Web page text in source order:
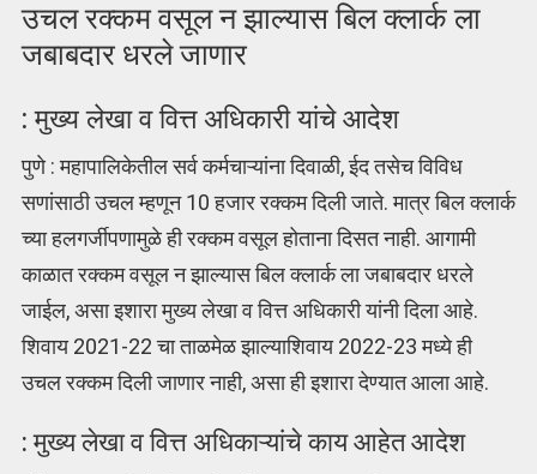
उचल रक्कम वसूल न झाल्यास बिल क्लार्क ला
जबाबदार धरले जाणार
: मुख्य लेखा व वित्त अधिकारी यांचे आदेश
पुणे : महापालिकेतील सर्व कर्मचाऱ्यांना दिवाळी, ईद तसेच विविध
सणांसाठी उचल म्हणून 10 हजार रक्कम दिली जाते. मात्र बिल क्लार्क
च्या हलगर्जीपणामुळे ही रक्कम वसूल होताना दिसत नाही. आगामी
काळात रक्कम वसूल न झाल्यास बिल क्लार्क ला जबाबदार धरले
जाईल, असा इशारा मुख्य लेखा व वित्त अधिकारी यांनी दिला आहे.
शिवाय 2021-22 चा ताळमेळ झाल्याशिवाय 2022-23 मध्ये ही
उचल रक्कम दिली जाणार नाही, असा ही इशारा देण्यात आला आहे.
: मुख्य लेखा व वित्त अधिकाऱ्यांचे काय आहेत आदेश